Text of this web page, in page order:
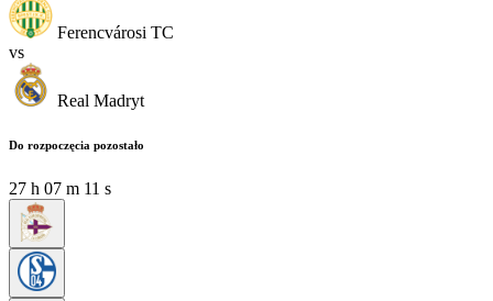
Ferencvárosi TC
vs
Real Madryt
Do rozpoczęcia pozostało
27 h 07 m 09 s